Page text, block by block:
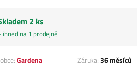
2 ks
ihned na 1 prodejně
Gardena Záruka:36 měsíců